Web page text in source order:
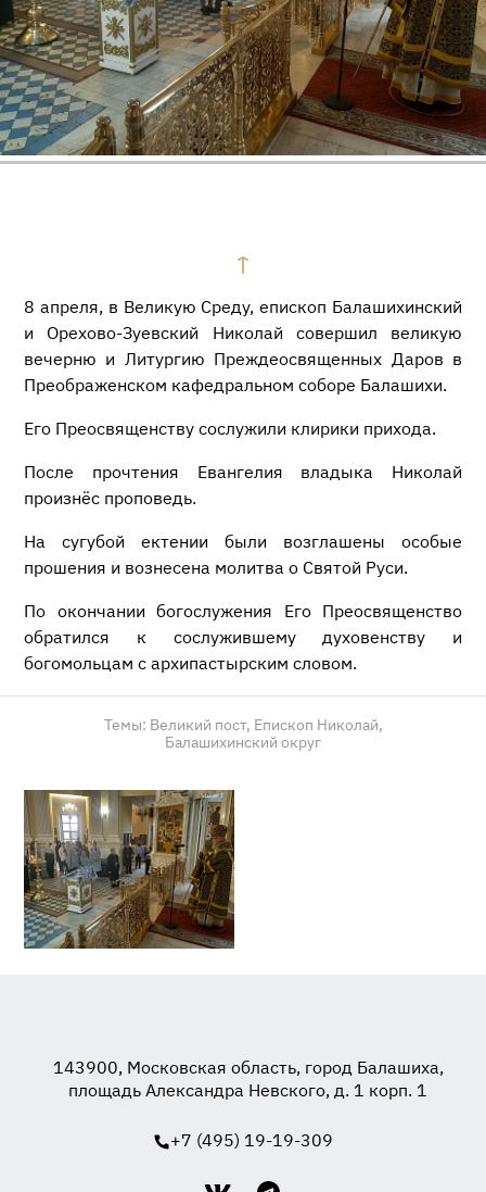
8 апреля, в Великую Среду, епископ Балашихинский
и Орехово-Зуевский Николай совершил великую
вечерню и Литургию Преждеосвященных Даров в
Преображенском кафедральном соборе Балашихи.
Его Преосвященству сослужили клирики прихода.
После прочтения Евангелия владыка Николай
произнёс проповедь.
На сугубой ектении были возглашены особые
прошения и вознесена молитва о Святой Руси.
По окончании богослужения Его Преосвященство
обратился к сослужившему духовенству и
богомольцам с архипастырским словом.
Темы: Великий пост, Епископ Николай,
Балашихинский округ
143900, Московская область, город Балашиха,
площадь Александра Невского, д. 1 корп. 1
+7 (495) 19-19-309